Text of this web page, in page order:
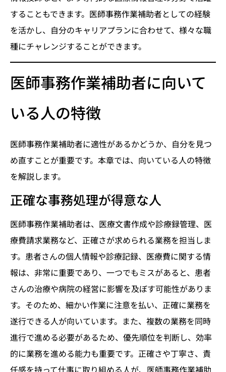
することもできます。医師事務作業補助者としての経験
を活かし、自分のキャリアプランに合わせて、様々な職
種にチャレンジすることができます。
医師事務作業補助者に向いて
いる人の特徴
医師事務作業補助者に適性があるかどうか、自分を見つ
め直すことが重要です。本章では、向いている人の特徴
を解説します。
正確な事務処理が得意な人
医師事務作業補助者は、医療文書作成や診療録管理、医
療費請求業務など、正確さが求められる業務を担当しま
す。患者さんの個人情報や診療記録、医療費に関する情
報は、非常に重要であり、一つでもミスがあると、患者
さんの治療や病院の経営に影響を及ぼす可能性がありま
す。そのため、細かい作業に注意を払い、正確に業務を
遂行できる人が向いています。また、複数の業務を同時
進行で進める必要があるため、優先順位を判断し、効率
的に業務を進める能力も重要です。正確さや丁寧さ、責
任感を持って仕事に取り組める人が、医師事務作業補助